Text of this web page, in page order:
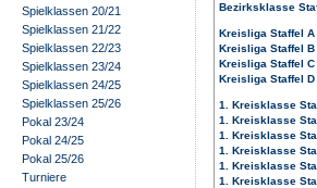
Spielklassen 20/21
Spielklassen 21/22
Spielklassen 22/23
Spielklassen 23/24
Spielklassen 24/25
Spielklassen 25/26
Pokal 23/24
Pokal 24/25
Pokal 25/26
Turniere
Bezirksklasse
Kreisliga Staffel A
Kreisliga Staffel B
Kreisliga Staffel C
Kreisliga Staffel D
1. Kreisklasse
1. Kreisklasse
1. Kreisklasse
1. Kreisklasse
1. Kreisklasse
1. Kreisklasse